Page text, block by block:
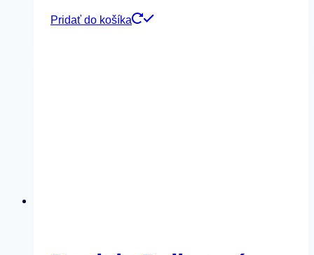
Pridať do košíka